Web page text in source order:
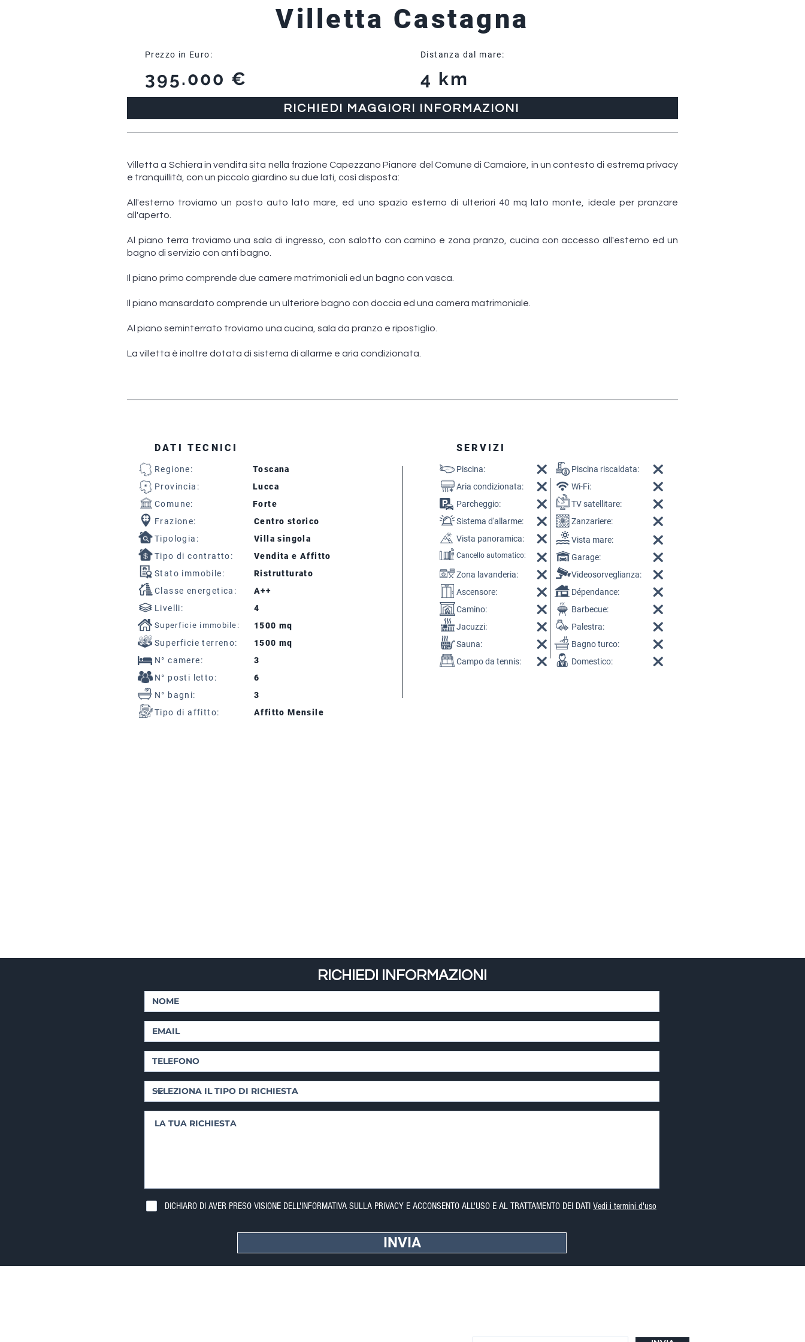
Villetta Castagna
Prezzo in Euro:
395.000 €
Distanza dal mare:
4 km
RICHIEDI MAGGIORI INFORMAZIONI
Villetta a Schiera in vendita sita nella frazione Capezzano Pianore del Comune di Camaiore, in un contesto di estrema privacy
e tranquillità, con un piccolo giardino su due lati, così disposta:
All'esterno troviamo un posto auto lato mare, ed uno spazio esterno di ulteriori 40 mq lato monte, ideale per pranzare
all'aperto.
Al piano terra troviamo una sala di ingresso, con salotto con camino e zona pranzo, cucina con accesso all'esterno ed un
bagno di servizio con anti bagno.
Il piano primo comprende due camere matrimoniali ed un bagno con vasca.
Il piano mansardato comprende un ulteriore bagno con doccia ed una camera matrimoniale.
Al piano seminterrato troviamo una cucina, sala da pranzo e ripostiglio.
La villetta è inoltre dotata di sistema di allarme e aria condizionata.
DATI TECNICI SERVIZI
Regione:
Toscana
Provincia:
Lucca
Comune:
Forte
Frazione:
Centro storico
Tipologia:
Villa singola
Tipo di contratto:
Vendita e Affitto
Piscina:
Aria condizionata:
Parcheggio:
Sistema d'allarme:
Vista panoramica:
Cancello automatico:
Piscina riscaldata:
Wi-Fi:
TV satellitare:
Zanzariere:
Vista mare:
Garage:
Stato immobile:
Classe energetica:
Livelli:
Superficie immobile:
Superficie terreno:
N° camere:
N° posti letto:
Ristrutturato Zona lavanderia:
Videosorveglianza:
Ascensore:
A++
Dépendance:
4
1500 mq
1500 mq
3
Camino:
Jacuzzi:
Sauna:
Campo da tennis:
Barbecue:
Palestra:
Bagno turco:
Domestico:
6
N° bagni:
3
Tipo di affitto:
Affitto Mensile
RICHIEDI INFORMAZIONI
DICHIARO DI AVER PRESO VISIONE DELL'INFORMATIVA SULLA PRIVACY E ACCONSENTO ALL'USO E AL TRATTAMENTO DEI DATI Vedi i termini d'uso
INVIA